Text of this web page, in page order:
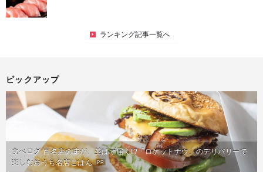
ランキング記事一覧へ
ピックアップ
食べログ 百名店の味が、並ばず届く!?「ロケットナウ」のデリバリーで
楽しむおうち名店ごはん PR